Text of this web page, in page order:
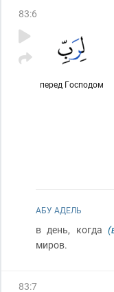
83:6
перед Господом
АБУ АДЕЛЬ
в день, когда
миров.
83:7